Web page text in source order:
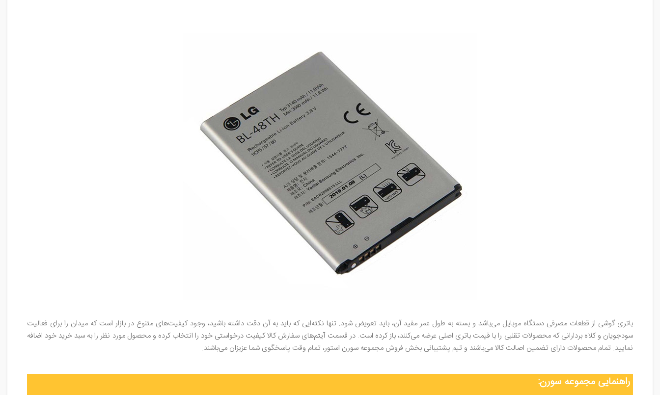
باتری گوشی از قطعات مصرفی دستگاه موبایل می‌باشد و بسته به طول عمر مفید آن، باید تعویض شود. تنها نکته‌ایی که باید به آن دقت داشته باشید، وجود کیفیت‌های متنوع در بازار است که میدان را برای فعالیت
سودجویان و کلاه بردارانی که محصولات تقلبی را با قیمت باتری اصلی عرضه می‌کنند، باز کرده است. در قسمت آیتم‌های سفارش کالا کیفیت درخواستی خود را انتخاب کرده و محصول مورد نظر را به سبد خرید خود اضافه
نمایید. تمام محصولات دارای تضمین اصالت کالا می‌باشند و تیم پشتیبانی بخش فروش مجموعه سورن استور، تمام وقت پاسخگوی شما عزیزان می‌باشند.
راهنمایی مجموعه سورن: